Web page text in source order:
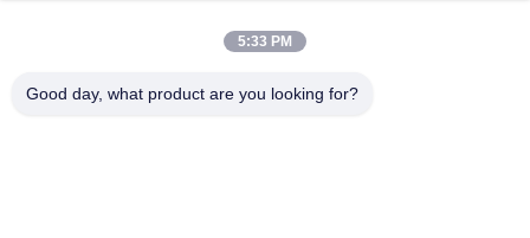
Produkte
Fabrik-Ausflug
5:33 PM
Good day, what product are you looking for?